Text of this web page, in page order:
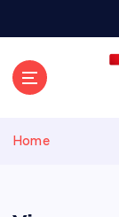
Home